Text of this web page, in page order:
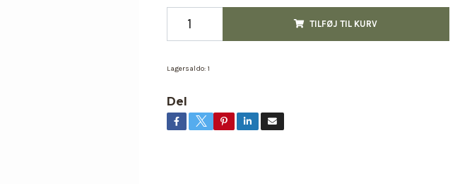
TILFØJ TIL KURV
Lagersaldo: 1
Del